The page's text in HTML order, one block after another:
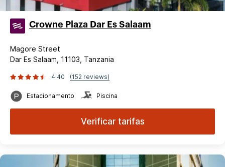
Crowne Plaza Dar Es Salaam
Magore Street
Dar Es Salaam, 11103, Tanzania
4.40 (152 reviews)
Estacionamento Piscina
Verificar tarifas